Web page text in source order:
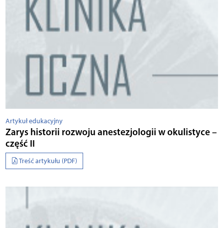
Artykuł edukacyjny
Zarys historii rozwoju anestezjologii w okulistyce –
część II
Treść artykułu (PDF)